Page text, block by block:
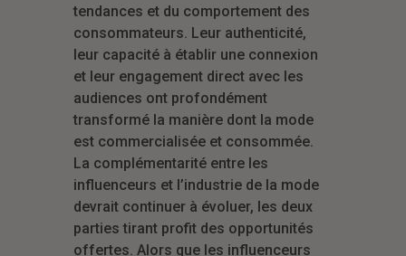
tendances et du comportement des
consommateurs. Leur authenticité,
leur capacité à établir une connexion
et leur engagement direct avec les
audiences ont profondément
transformé la manière dont la mode
est commercialisée et consommée.
La complémentarité entre les
influenceurs et l’industrie de la mode
devrait continuer à évoluer, les deux
parties tirant profit des opportunités
offertes. Alors que les influenceurs